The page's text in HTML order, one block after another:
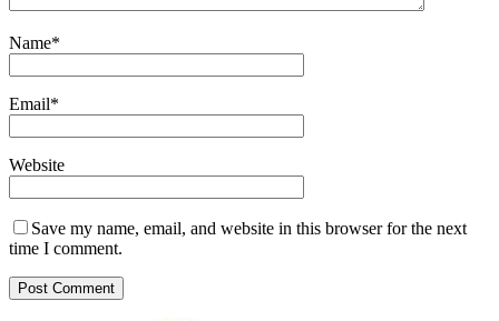
Name*
Email*
Website
Save my name, email, and website in this browser for the next
time I comment.